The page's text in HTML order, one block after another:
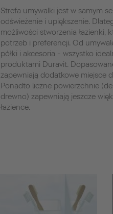
Strefa umywalki jest w samym
odświeżenie i upiększenie.
możliwości stworzenia łazienki,
potrzeb i preferencji. Od
półki i akcesoria - wszystko
produktami Duravit.
zapewniają dodatkowe miejsce
Ponadto liczne powierzchnie
drewno) zapewniają jeszcze
łazience.